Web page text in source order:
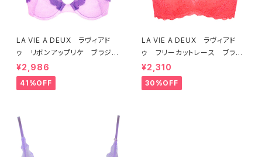
LA VIE A DEUX ラヴィアド
ゥ リボンアップリケ ブラジャ
ー（ラベンダー） 22293 SA
LE セール 送料無料
¥2,986
41%OFF
LA VIE A DEUX ラヴィアド
ゥ フリーカットレース ブラレ
ット ソフトブラ（トマトレッド）2
2457 SALE 送料無料
¥2,310
30%OFF